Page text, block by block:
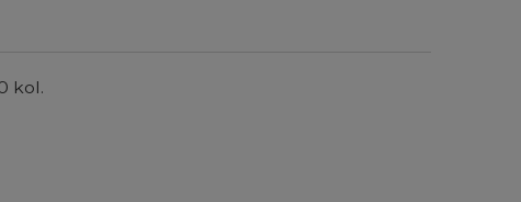
kol.